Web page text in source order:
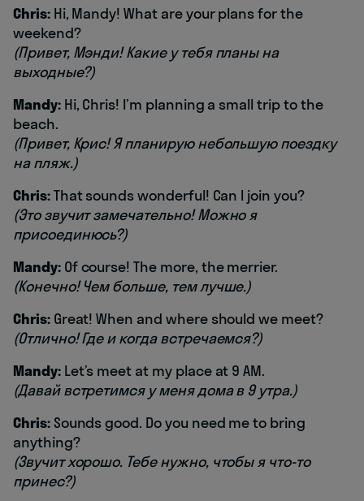
Chris:Hi, Mandy! What are your plans for the
weekend?
(Привет, Мэнди! Какие у тебя планы на
выходные?)
Mandy:Hi, Chris! I’m planning a small trip to the
beach.
(Привет, Крис! Я планирую небольшую поездку
на пляж.)
Chris:That sounds wonderful! Can I join you?
(Это звучит замечательно! Можно я
присоединюсь?)
Mandy:Of course! The more, the merrier.
(Конечно! Чем больше, тем лучше.)
Chris:Great! When and where should we meet?
(Отлично! Где и когда встречаемся?)
Mandy:Let’s meet at my place at 9 AM.
(Давай встретимся у меня дома в 9 утра.)
Chris:Sounds good. Do you need me to bring
anything?
(Звучит хорошо. Тебе нужно, чтобы я что-то
принес?)